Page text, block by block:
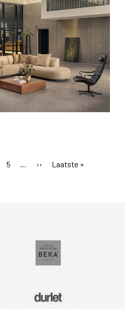
Pagina
5 …
Volgende
››
Laatste
Laatste »